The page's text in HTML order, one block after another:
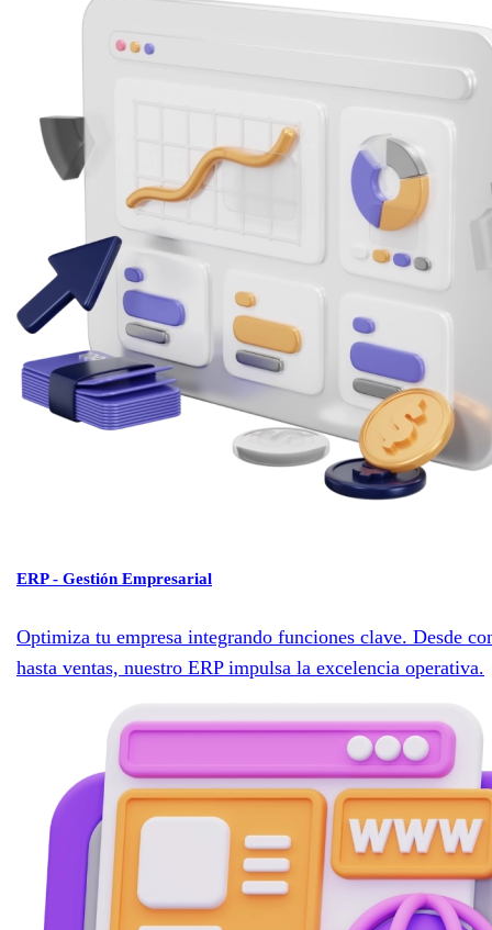
ERP - Gestión Empresarial
Optimiza tu empresa integrando funciones clave. Desde
hasta ventas, nuestro ERP impulsa la excelencia operativa.